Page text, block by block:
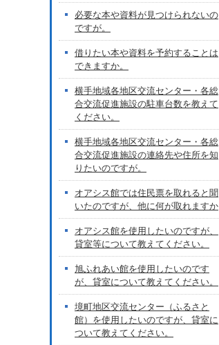
必要な本や資料が見つけられないの
ですが。
借りたい本や資料を予約することは
できますか。
横手地域各地区交流センター・各総
合交流促進施設の駐車台数を教えて
ください。
横手地域各地区交流センター・各総
合交流促進施設の連絡先や住所を知
りたいのですが。
オアシス館では住民票を取れると聞
いたのですが、他に何が取れますか
オアシス館を使用したいのですが、
貸室等について教えてください。
旭ふれあい館を使用したいのです
が、貸室について教えてください。
境町地区交流センター（ふるさと
館）を使用したいのですが、貸室に
ついて教えてください。